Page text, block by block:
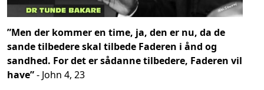
”Men der kommer en time, ja, den er nu, da de
sande tilbedere skal tilbede Faderen i ånd og
sandhed. For det er sådanne tilbedere, Faderen vil
have”- John 4, 23